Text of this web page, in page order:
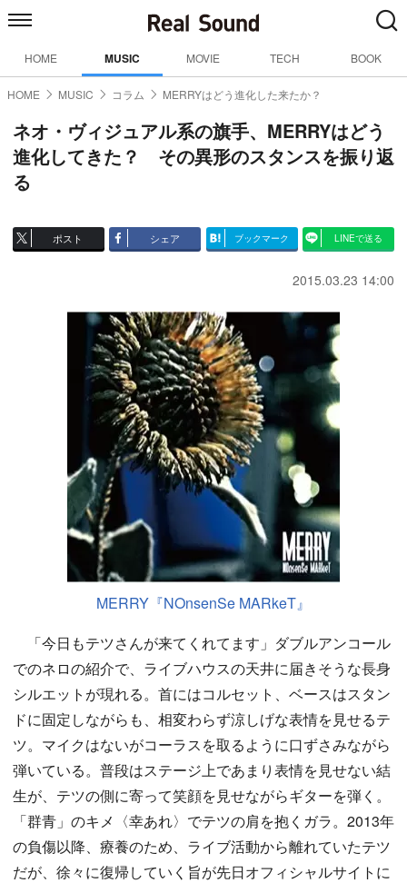
HOME MUSIC MOVIE TECH BOOK
HOME MUSIC コラム MERRYはどう進化した来たか？
ネオ・ヴィジュアル系の旗手、MERRYはどう
進化してきた？ その異形のスタンスを振り返
る
ポスト シェア ブックマーク LINEで送る
2015.03.23 14:00
MERRY『NOnsenSe MARkeT』
「今日もテツさんが来てくれてます」ダブルアンコール
でのネロの紹介で、ライブハウスの天井に届きそうな長身
シルエットが現れる。首にはコルセット、ベースはスタン
ドに固定しながらも、相変わらず涼しげな表情を見せるテ
ツ。マイクはないがコーラスを取るように口ずさみながら
弾いている。普段はステージ上であまり表情を見せない結
生が、テツの側に寄って笑顔を見せながらギターを弾く。
「群青」のキメ〈幸あれ〉でテツの肩を抱くガラ。2013年
の負傷以降、療養のため、ライブ活動から離れていたテツ
だが、徐々に復帰していく旨が先日オフィシャルサイトに